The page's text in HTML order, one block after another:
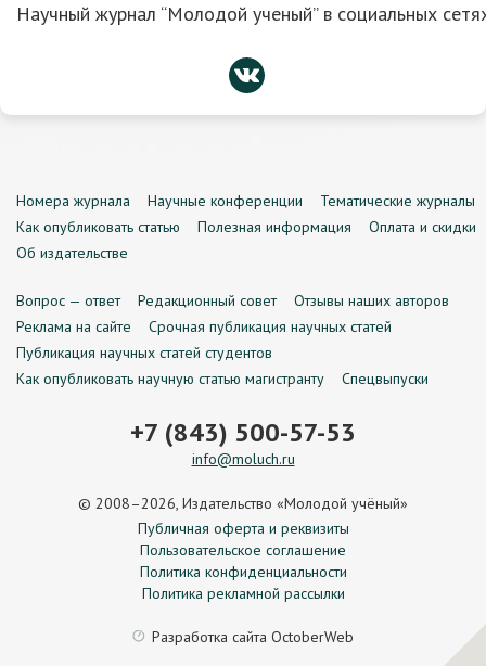
Научный журнал “Молодой ученый” в социальных
Номера журнала Научные конференции
Тематические журналы
Как опубликовать статью
Полезная информация
Оплата и скидки
Об издательстве
Вопрос — ответ Редакционный совет
Отзывы наших авторов
Реклама на сайте
Срочная публикация научных статей
Публикация научных статей студентов
Как опубликовать научную статью магистранту
Спецвыпуски
+7 (843) 500-57-53
info@moluch.ru
© 2008–2026, Издательство «Молодой учёный»
Публичная оферта и реквизиты
Пользовательское соглашение
Политика конфиденциальности
Политика рекламной рассылки
Разработка сайта OctoberWeb